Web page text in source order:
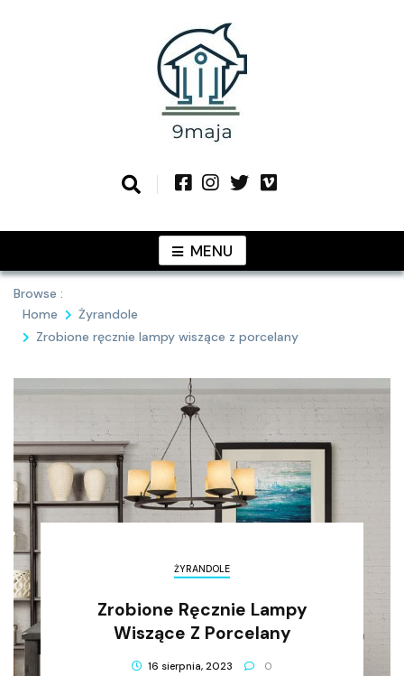
9MAJApomysłami
MENU
Browse :
Home
Żyrandole
Zrobione ręcznie lampy wiszące z porcelany
ŻYRANDOLE
Zrobione Ręcznie Lampy
Wiszące Z Porcelany
16 sierpnia, 2023 0